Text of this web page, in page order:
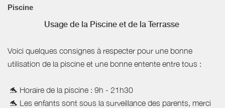
Piscine
Usage de la Piscine et de la Terrasse
Voici quelques consignes à respecter pour une bonne
utilisation de la piscine et une bonne entente entre tous :
🐬 Horaire de la piscine : 9h - 21h30
🐬 Les enfants sont sous la surveillance des parents, merci